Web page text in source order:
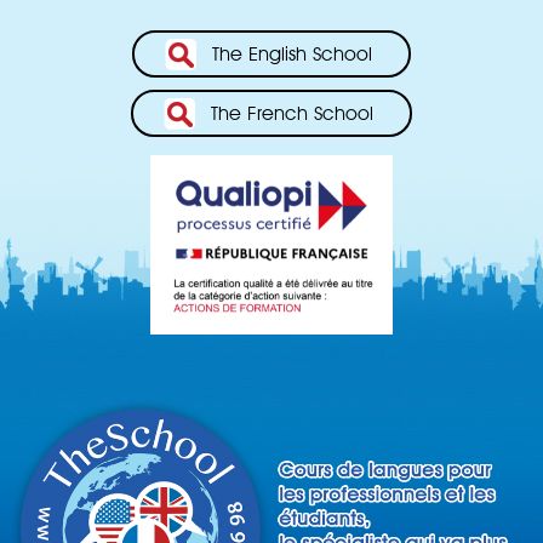
The English School
The French School